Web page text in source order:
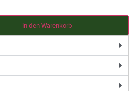
In den Warenkorb